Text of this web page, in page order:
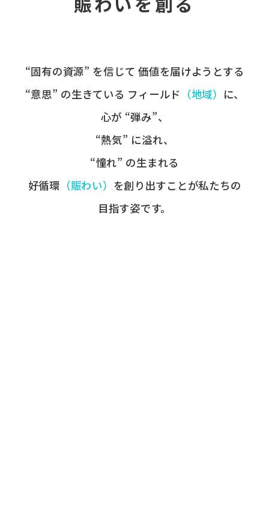
“固有の​資源” を​信じて 価値を​届けようとする​
“意思” の​生きている フィールド ​（地域） に、
心が​ “弾み”、
“熱気” に​溢れ、
“憧れ” の​生まれる
好循環 ​（賑わい） を​創り出すことが​私たちの​
目指す姿です。​